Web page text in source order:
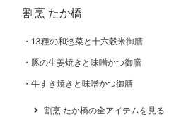
割烹 たか橋
13種の和惣菜と十六穀米御膳
豚の生姜焼きと味噌かつ御膳
牛すき焼きと味噌かつ御膳
割烹 たか橋の全アイテムを見る